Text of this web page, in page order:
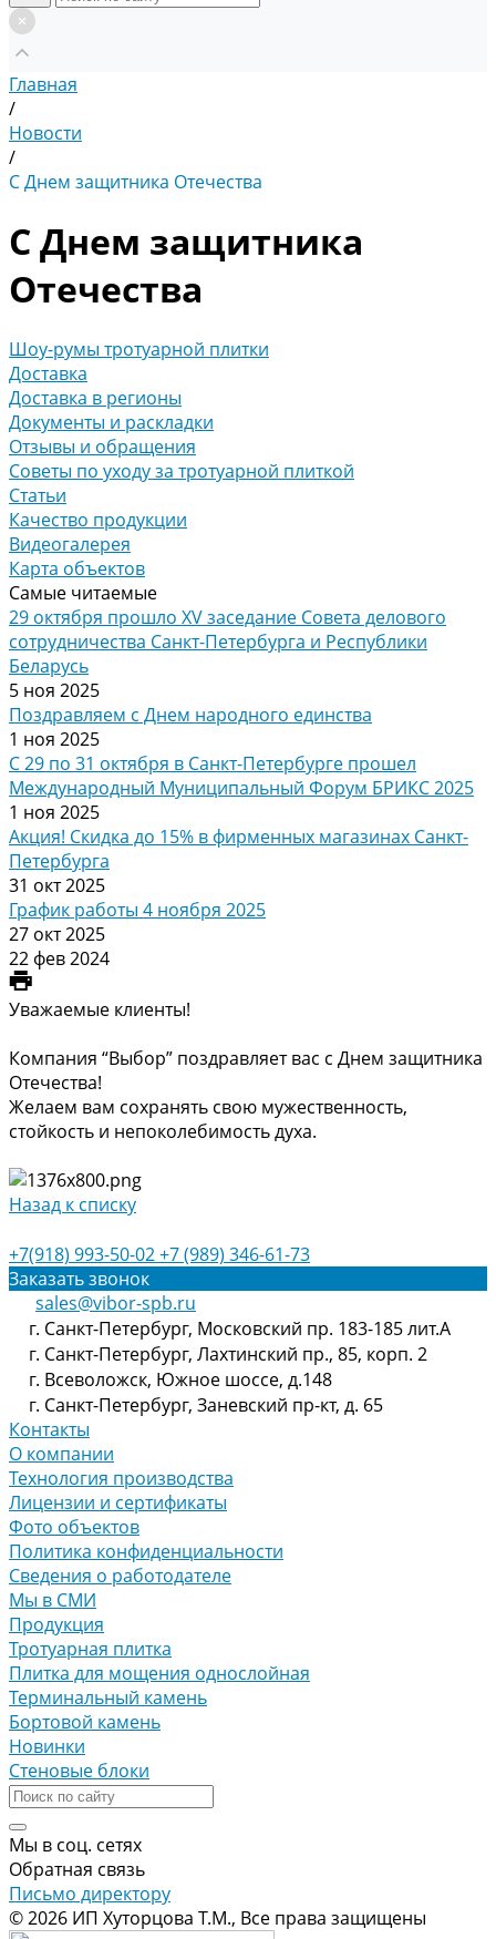
Главная
/
Новости
/
С Днем защитника Отечества
С Днем защитника
Отечества
Шоу-румы тротуарной плитки
Доставка
Доставка в регионы
Документы и раскладки
Отзывы и обращения
Советы по уходу за тротуарной плиткой
Статьи
Качество продукции
Видеогалерея
Карта объектов
Самые читаемые
29 октября прошло XV заседание Совета делового
сотрудничества Санкт-Петербурга и Республики
Беларусь
5 ноя 2025
Поздравляем с Днем народного единства
1 ноя 2025
С 29 по 31 октября в Санкт-Петербурге прошел
Международный Муниципальный Форум БРИКС 2025
1 ноя 2025
Акция! Скидка до 15% в фирменных магазинах Санкт-
Петербурга
31 окт 2025
График работы 4 ноября 2025
27 окт 2025
22 фев 2024
Уважаемые клиенты!
Компания “Выбор” поздравляет вас с Днем защитника
Отечества!
Желаем вам сохранять свою мужественность,
стойкость и непоколебимость духа.
Назад к списку
+7(918) 993-50-02+7 (989) 346-61-73
Заказать звонок
sales@vibor-spb.ru
г. Санкт-Петербург, Московский пр. 183-185 лит.А
г. Санкт-Петербург, Лахтинский пр., 85, корп. 2
г. Всеволожск, Южное шоссе, д.148
г. Санкт-Петербург, Заневский пр-кт, д. 65
Контакты
О компании
Технология производства
Лицензии и сертификаты
Фото объектов
Политика конфиденциальности
Сведения о работодателе
Мы в СМИ
Продукция
Тротуарная плитка
Плитка для мощения однослойная
Терминальный камень
Бортовой камень
Новинки
Стеновые блоки
Мы в соц. сетях
Обратная связь
Письмо директору
© 2026 ИП Хуторцова Т.М., Все права защищены